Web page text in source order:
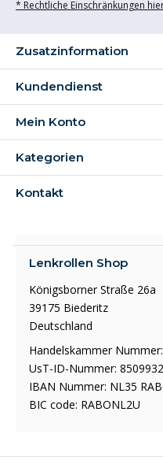
* Rechtliche Einschränkungen
Zusatzinformation
Kundendienst
Mein Konto
Kategorien
Kontakt
Lenkrollen Shop
Königsborner Straße 26a
39175 Biederitz
Deutschland
Handelskammer
UsT-ID-Nummer:
IBAN Nummer: NL35
BIC code: RABONL2U